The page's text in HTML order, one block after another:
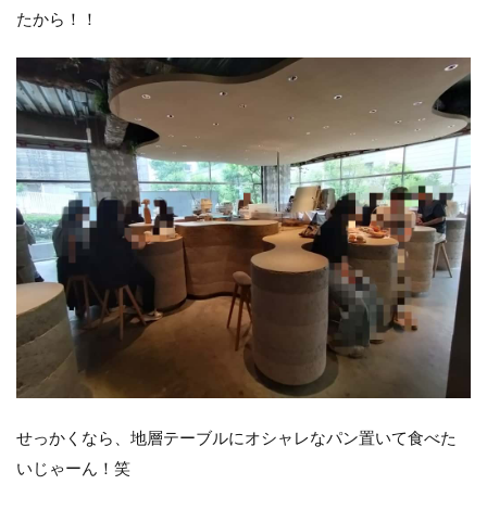
たから！！
せっかくなら、地層テーブルにオシャレなパン置いて食べた
いじゃーん！笑